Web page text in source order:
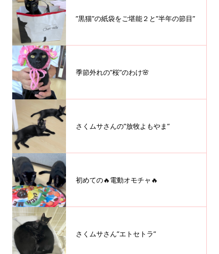
”黒猫”の紙袋をご堪能２と”半年の節目”
季節外れの”桜”のわけ🌸
さくムサさんの”放牧よもやま”
初めての🔥電動オモチャ🔥
さくムサさん”エトセトラ”